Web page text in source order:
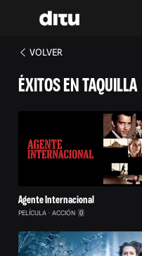
VOLVER
ÉXITOS EN TAQUILLA
Agente Internacional
PELÍCULA ACCIÓN 0